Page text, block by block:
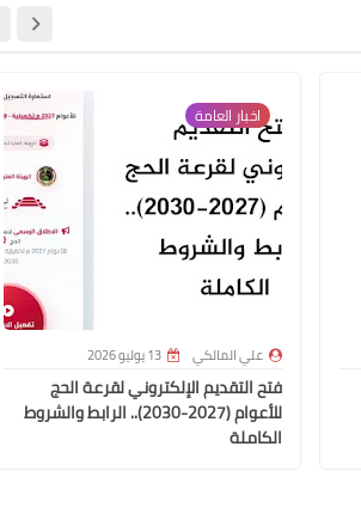
اخبار العامة
علي المالكي 13 يوليو 2026
فتح التقديم الإلكتروني لقرعة الحج
للأعوام (2027-2030).. الرابط والشروط
الكاملة